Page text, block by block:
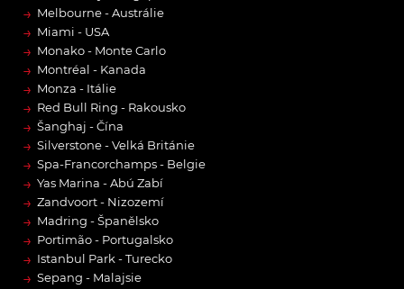
→ Melbourne - Austrálie
→ Miami - USA
→ Monako - Monte Carlo
→ Montréal - Kanada
→ Monza - Itálie
→ Red Bull Ring - Rakousko
→ Šanghaj - Čína
→ Silverstone - Velká Británie
→ Spa-Francorchamps - Belgie
→ Yas Marina - Abú Zabí
→ Zandvoort - Nizozemí
→ Madring - Španělsko
→ Portimão - Portugalsko
→ Istanbul Park - Turecko
→ Sepang - Malajsie